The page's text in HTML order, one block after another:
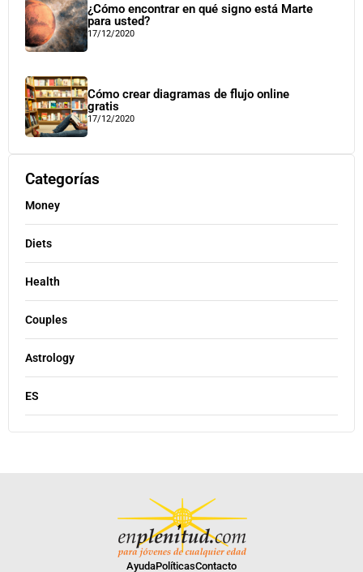
¿Cómo encontrar en qué signo está Marte
para usted?
17/12/2020
Cómo crear diagramas de flujo online
gratis
17/12/2020
Categorías
Money
Diets
Health
Couples
Astrology
ES
AyudaPolíticasContacto